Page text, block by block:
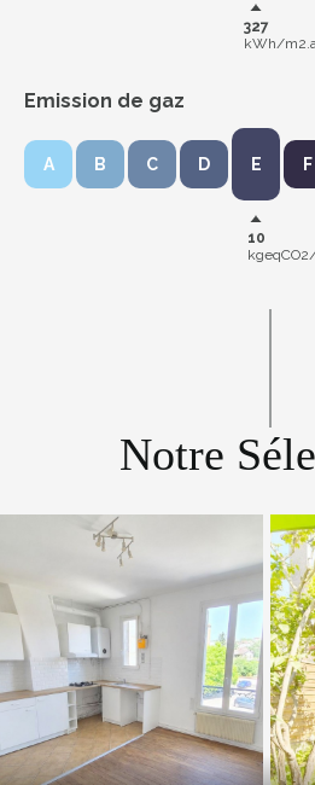
327
kWh/
Emission de gaz
A B C D E
10
F
Notre